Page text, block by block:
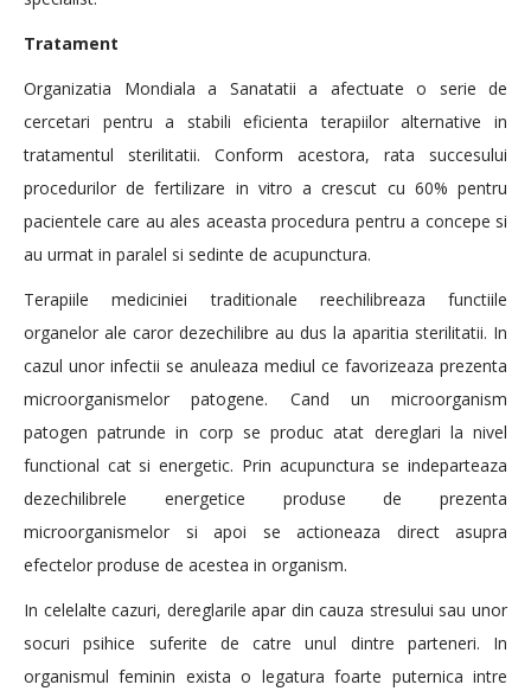
Tratament
Organizatia Mondiala a Sanatatii a afectuate o serie de
cercetari pentru a stabili eficienta terapiilor alternative in
tratamentul sterilitatii. Conform acestora, rata succesului
procedurilor de fertilizare in vitro a crescut cu 60% pentru
pacientele care au ales aceasta procedura pentru a concepe si
au urmat in paralel si sedinte de acupunctura.
Terapiile mediciniei traditionale reechilibreaza functiile
organelor ale caror dezechilibre au dus la aparitia sterilitatii. In
cazul unor infectii se anuleaza mediul ce favorizeaza prezenta
microorganismelor patogene. Cand un microorganism
patogen patrunde in corp se produc atat dereglari la nivel
functional cat si energetic. Prin acupunctura se indeparteaza
dezechilibrele energetice produse de prezenta
microorganismelor si apoi se actioneaza direct asupra
efectelor produse de acestea in organism.
In celelalte cazuri, dereglarile apar din cauza stresului sau unor
socuri psihice suferite de catre unul dintre parteneri. In
organismul feminin exista o legatura foarte puternica intre